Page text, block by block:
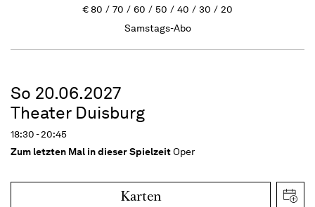
€80 70 60 50 40 30
20
Samstags-Abo
So 20.06.2027
Theater Duisburg
18:30 - 20:45
Zum letzten Mal in dieser SpielzeitOper
Karten